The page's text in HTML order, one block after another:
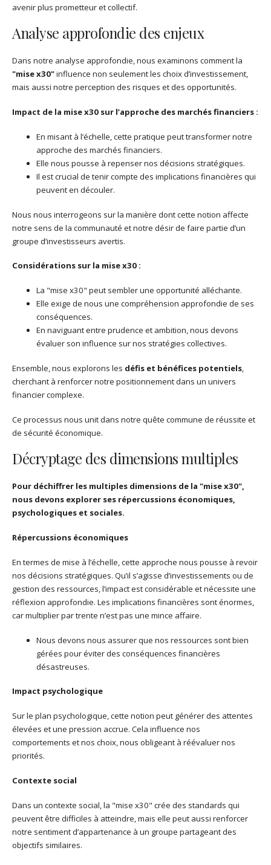
avenir plus prometteur et collectif.
Analyse approfondie des enjeux
Dans notre analyse approfondie, nous examinons comment la
"mise x30"influence non seulement les choix d’investissement,
mais aussi notre perception des risques et des opportunités.
Impact de la mise x30 sur l’approche des marchés financiers :
En misant à l’échelle, cette pratique peut transformer notre
approche des marchés financiers.
Elle nous pousse à repenser nos décisions stratégiques.
Il est crucial de tenir compte des implications financières qui
peuvent en découler.
Nous nous interrogeons sur la manière dont cette notion affecte
notre sens de la communauté et notre désir de faire partie d’un
groupe d’investisseurs avertis.
Considérations sur la mise x30 :
La "mise x30" peut sembler une opportunité alléchante.
Elle exige de nous une compréhension approfondie de ses
conséquences.
En naviguant entre prudence et ambition, nous devons
évaluer son influence sur nos stratégies collectives.
Ensemble, nous explorons les défis et bénéfices potentiels,
cherchant à renforcer notre positionnement dans un univers
financier complexe.
Ce processus nous unit dans notre quête commune de réussite et
de sécurité économique.
Décryptage des dimensions multiples
Pour déchiffrer les multiples dimensions de la "mise x30",
nous devons explorer ses répercussions économiques,
psychologiques et sociales.
Répercussions économiques
En termes de mise à l’échelle, cette approche nous pousse à revoir
nos décisions stratégiques. Qu’il s’agisse d’investissements ou de
gestion des ressources, l’impact est considérable et nécessite une
réflexion approfondie. Les implications financières sont énormes,
car multiplier par trente n’est pas une mince affaire.
Nous devons nous assurer que nos ressources sont bien
gérées pour éviter des conséquences financières
désastreuses.
Impact psychologique
Sur le plan psychologique, cette notion peut générer des attentes
élevées et une pression accrue. Cela influence nos
comportements et nos choix, nous obligeant à réévaluer nos
priorités.
Contexte social
Dans un contexte social, la "mise x30" crée des standards qui
peuvent être difficiles à atteindre, mais elle peut aussi renforcer
notre sentiment d’appartenance à un groupe partageant des
objectifs similaires.